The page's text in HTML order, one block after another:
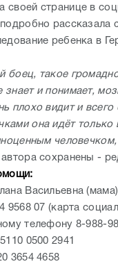
своей странице в
ребенка в
боец, такое
и понимает,
плохо видит и всего
она идёт только
сохранены -
Васильевна
9568 07 (карта
телефону 8-988-
0500 2941
3654 4658